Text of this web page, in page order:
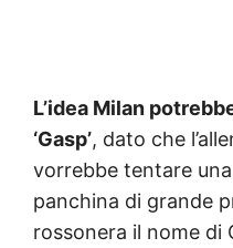
L’idea Milan
‘Gasp’, dato che
vorrebbe tentare
panchina di grande
rossonera il nome di